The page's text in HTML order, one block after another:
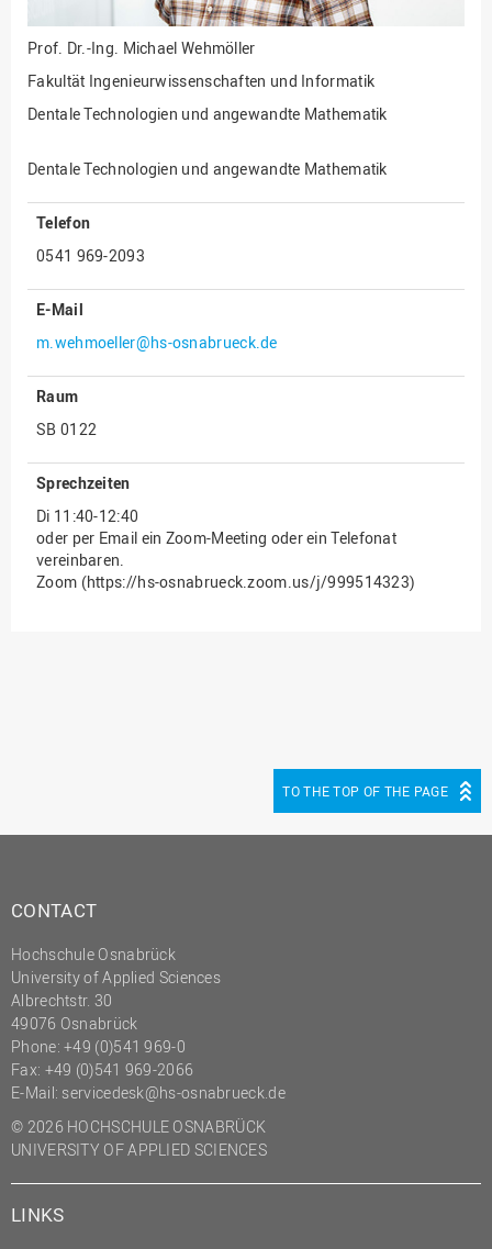
Forschung, Kooperation,
Drittmittel
Gebäude und Technik
Gesellschaftliches
Gleichstellungsbüro
Hochschulleitung
strategie
Innenrevision
Institut für Musik
IT Service Center
Kommunikation und
Marketing
LearningCenter
Personal
Personalentwicklung
Studierendensekretariat
Studium und Lehre
Transfer- und
Innovationsmanagement
Prof. Dr.-Ing. Michael Wehmöller
Fakultät Ingenieurwissenschaften und Informatik
Dentale Technologien und angewandte Mathematik
Dentale Technologien und angewandte Mathematik
Telefon
0541 969-2093
E-Mail
m.wehmoeller@hs-osnabrueck.de
Raum
SB 0122
Sprechzeiten
Di 11:40-12:40
oder per Email ein Zoom-Meeting oder ein Telefonat
vereinbaren.
Zoom (https://hs-osnabrueck.zoom.us/j/999514323)
TO THE TOP OF THE PAGE
CONTACT
Hochschule Osnabrück
University of Applied Sciences
Albrechtstr. 30
49076 Osnabrück
Phone: +49 (0)541 969-0
Fax: +49 (0)541 969-2066
E-Mail: servicedesk@hs-osnabrueck.de
© 2026 HOCHSCHULE OSNABRÜCK
UNIVERSITY OF APPLIED SCIENCES
LINKS